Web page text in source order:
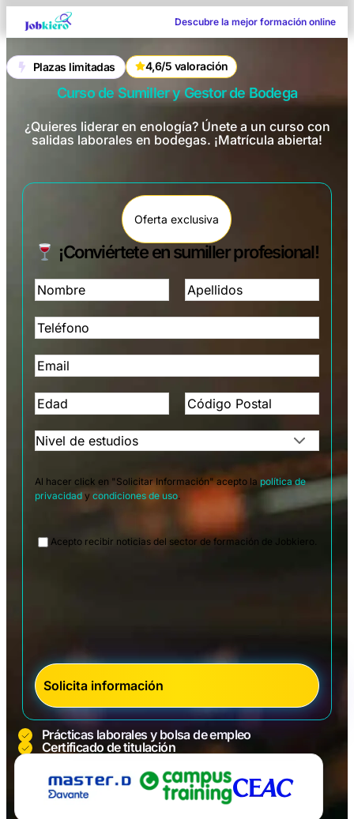
Descubre la mejor formación online
Plazas limitadas 4,6/5 valoración
Curso de Sumiller y Gestor de Bodega
¿Quieres liderar en enología? Únete a un curso con
salidas laborales en bodegas. ¡Matrícula abierta!
Oferta exclusiva
¡Conviértete en sumiller profesional!
Al hacer click en "Solicitar Información" acepto la política de
privacidadycondiciones de uso.
Legal
Acepto recibir noticias del sector de formación de Jobkiero.
Prácticas laborales y bolsa de empleo
Certificado de titulación